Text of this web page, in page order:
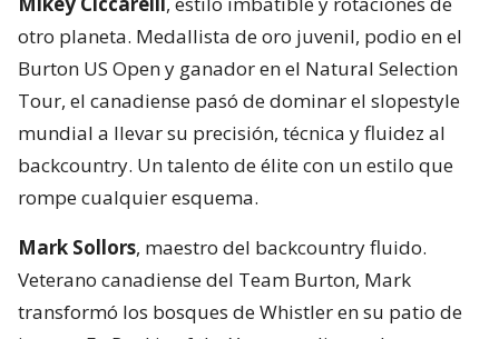
otro planeta. Medallista de oro juvenil, podio en el
Burton US Open y ganador en el Natural Selection
Tour, el canadiense pasó de dominar el slopestyle
mundial a llevar su precisión, técnica y fluidez al
backcountry. Un talento de élite con un estilo que
rompe cualquier esquema.
Mark Sollors, maestro del backcountry fluido.
Veterano canadiense del Team Burton, Mark
transformó los bosques de Whistler en su patio de